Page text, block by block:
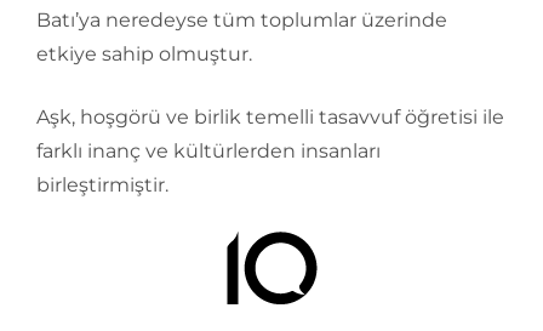
Batı’ya neredeyse tüm toplumlar üzerinde
etkiye sahip olmuştur.
Aşk, hoşgörü ve birlik temelli tasavvuf öğretisi ile
farklı inanç ve kültürlerden insanları
birleştirmiştir.